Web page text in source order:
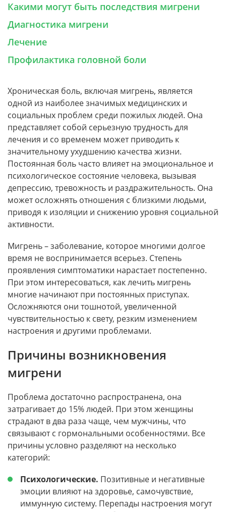
Какими могут быть последствия мигрени
Диагностика мигрени
Лечение
Профилактика головной боли
Хроническая боль, включая мигрень, является
одной из наиболее значимых медицинских и
социальных проблем среди пожилых людей. Она
представляет собой серьезную трудность для
лечения и со временем может приводить к
значительному ухудшению качества жизни.
Постоянная боль часто влияет на эмоциональное и
психологическое состояние человека, вызывая
депрессию, тревожность и раздражительность. Она
может осложнять отношения с близкими людьми,
приводя к изоляции и снижению уровня социальной
активности.
Мигрень – заболевание, которое многими долгое
время не воспринимается всерьез. Степень
проявления симптоматики нарастает постепенно.
При этом интересоваться, как лечить мигрень
многие начинают при постоянных приступах.
Осложняются они тошнотой, увеличенной
чувствительностью к свету, резким изменением
настроения и другими проблемами.
Причины возникновения
мигрени
Проблема достаточно распространена, она
затрагивает до 15% людей. При этом женщины
страдают в два раза чаще, чем мужчины, что
связывают с гормональными особенностями. Все
причины условно разделяют на несколько
категорий:
Психологические. Позитивные и негативные
эмоции влияют на здоровье, самочувствие,
иммунную систему. Перепады настроения могут